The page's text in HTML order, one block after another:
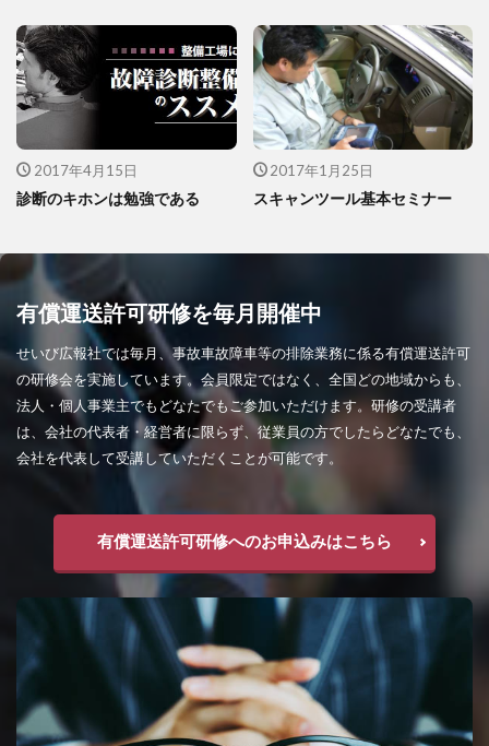
2017年4月15日
診断のキホンは勉強である
2017年1月25日
スキャンツール基本セミナー
有償運送許可研修を毎月開催中
せいび広報社では毎月、事故車故障車等の排除業務に係る有償運送許可
の研修会を実施しています。会員限定ではなく、全国どの地域からも、
法人・個人事業主でもどなたでもご参加いただけます。研修の受講者
は、会社の代表者・経営者に限らず、従業員の方でしたらどなたでも、
会社を代表して受講していただくことが可能です。
有償運送許可研修へのお申込みはこちら